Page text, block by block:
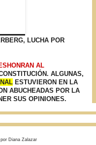
LUCHA POR
AL
ALGUNAS,
ESTUVIERON EN LA
ABUCHEADAS POR LA
SUS OPINIONES.
Diana Zalazar